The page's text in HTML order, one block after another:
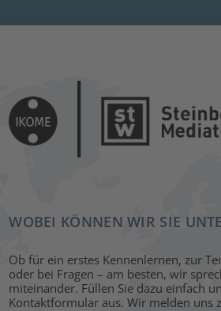
WOBEI KÖNNEN WIR SIE
Ob für ein erstes Kennenlernen, zur
oder bei Fragen – am besten, wir
miteinander. Füllen Sie dazu einfach
Kontaktformular aus. Wir melden uns